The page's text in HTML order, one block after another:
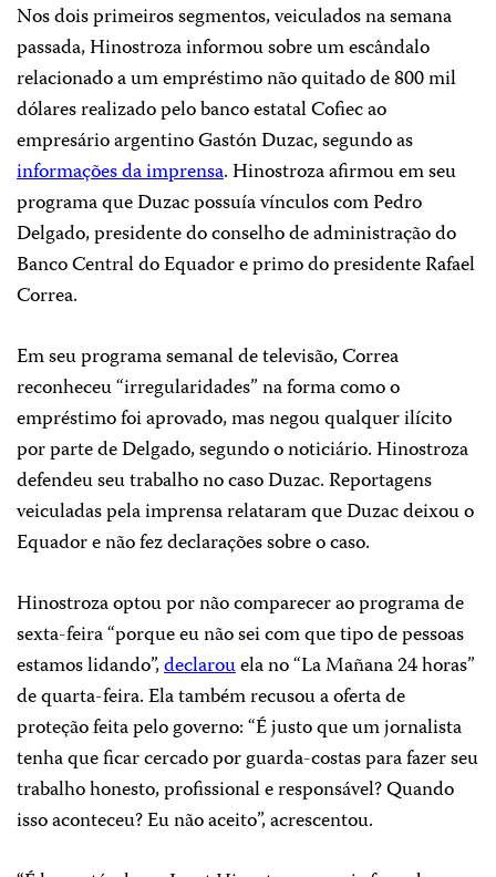
Nos dois primeiros segmentos, veiculados na semana
passada, Hinostroza informou sobre um escândalo
relacionado a um empréstimo não quitado de 800 mil
dólares realizado pelo banco estatal Cofiec ao
empresário argentino Gastón Duzac, segundo as
informações da imprensa. Hinostroza afirmou em seu
programa que Duzac possuía vínculos com Pedro
Delgado, presidente do conselho de administração do
Banco Central do Equador e primo do presidente Rafael
Correa.
Em seu programa semanal de televisão, Correa
reconheceu “irregularidades” na forma como o
empréstimo foi aprovado, mas negou qualquer ilícito
por parte de Delgado, segundo o noticiário. Hinostroza
defendeu seu trabalho no caso Duzac. Reportagens
veiculadas pela imprensa relataram que Duzac deixou o
Equador e não fez declarações sobre o caso.
Hinostroza optou por não comparecer ao programa de
sexta-feira “porque eu não sei com que tipo de pessoas
estamos lidando”,declarouela no “La Mañana 24 horas”
de quarta-feira. Ela também recusou a oferta de
proteção feita pelo governo: “É justo que um jornalista
tenha que ficar cercado por guarda-costas para fazer seu
trabalho honesto, profissional e responsável? Quando
isso aconteceu? Eu não aceito”, acrescentou.